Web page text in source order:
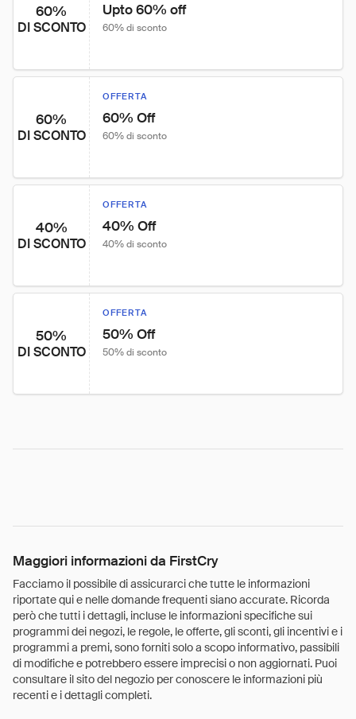
60%
DI SCONTO
Upto 60% off
60% di sconto
60%
DI SCONTO
OFFERTA
60% Off
60% di sconto
40%
DI SCONTO
OFFERTA
40% Off
40% di sconto
50%
DI SCONTO
OFFERTA
50% Off
50% di sconto
Maggiori informazioni da FirstCry
Facciamo il possibile di assicurarci che tutte le informazioni
riportate qui e nelle domande frequenti siano accurate. Ricorda
però che tutti i dettagli, incluse le informazioni specifiche sui
programmi dei negozi, le regole, le offerte, gli sconti, gli incentivi e i
programmi a premi, sono forniti solo a scopo informativo, passibili
di modifiche e potrebbero essere imprecisi o non aggiornati. Puoi
consultare il sito del negozio per conoscere le informazioni più
recenti e i dettagli completi.